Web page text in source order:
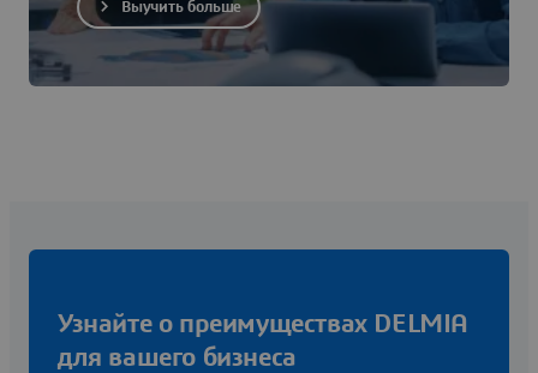
Выучить больше
Узнайте о преимуществах DELMIA
для вашего бизнеса